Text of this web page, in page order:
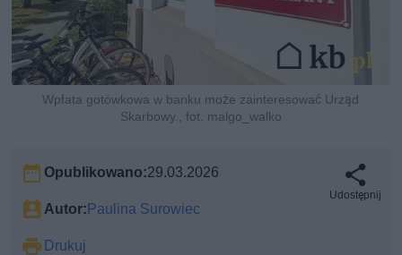
Wpłata gotówkowa w banku może zainteresować Urząd
Skarbowy., fot. malgo_walko
Opublikowano:29.03.2026
Autor:Paulina Surowiec
Drukuj
Udostępnij